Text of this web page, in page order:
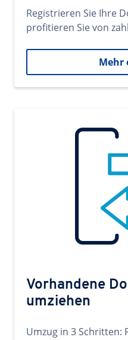
Registrieren Sie Ihre
profitieren Sie von
Mehr
Vorhandene
umziehen
Umzug in 3 Schritten: